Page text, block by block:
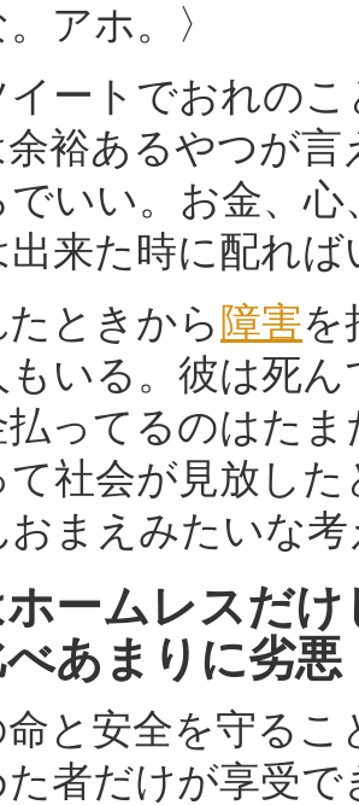
アホ。〉
イートでおれの
裕あるやつが
でいい。お金、
出来た時に配れ
たときから 障害を
もいる。彼は死
払ってるのはた
て社会が見放し
おまえみたいな
ームレスだ
あまりに劣悪
と安全を守るこ
者だけが享受